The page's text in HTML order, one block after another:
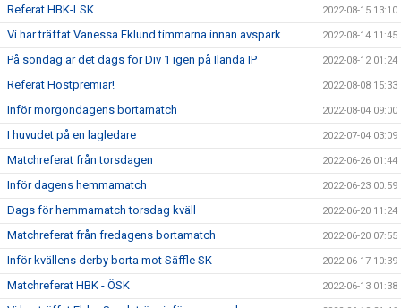
Referat HBK-LSK 2022-08-15 13:10
Vi har träffat Vanessa Eklund timmarna innan avspark 2022-08-14 11:45
På söndag är det dags för Div 1 igen på Ilanda IP 2022-08-12 01:24
Referat Höstpremiär! 2022-08-08 15:33
Inför morgondagens bortamatch 2022-08-04 09:00
I huvudet på en lagledare 2022-07-04 03:09
Matchreferat från torsdagen 2022-06-26 01:44
Inför dagens hemmamatch 2022-06-23 00:59
Dags för hemmamatch torsdag kväll 2022-06-20 11:24
Matchreferat från fredagens bortamatch 2022-06-20 07:55
Inför kvällens derby borta mot Säffle SK 2022-06-17 10:39
Matchreferat HBK - ÖSK 2022-06-13 01:38